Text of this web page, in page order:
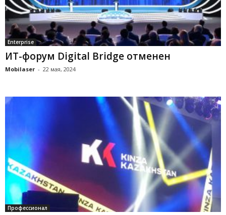
Enterprise
ИТ-форум Digital Bridge отменен
Mobilaser - 22 мая, 2024
Профессионал